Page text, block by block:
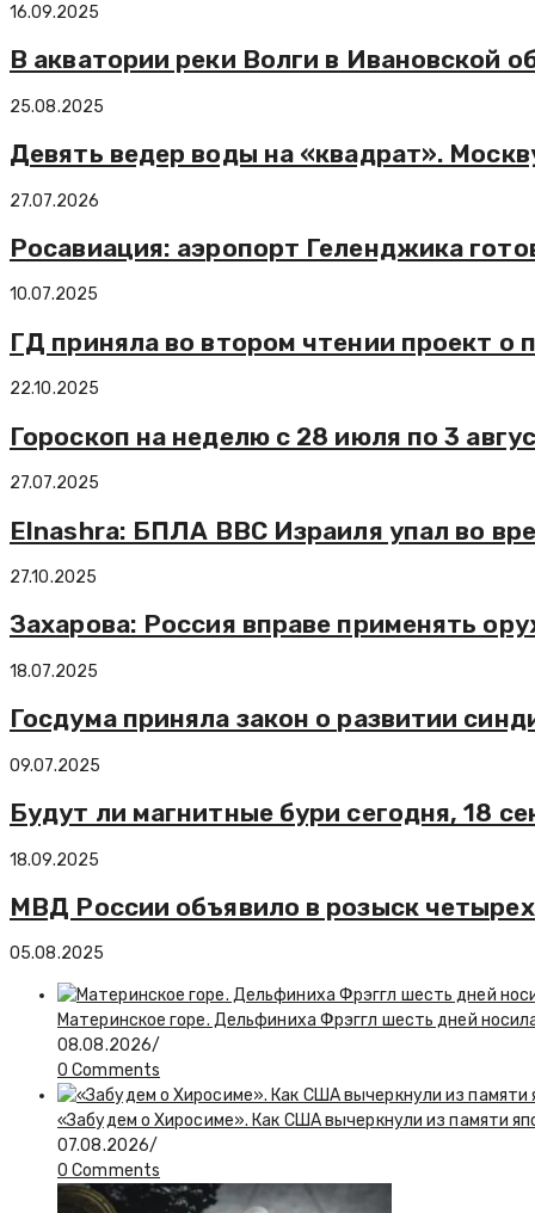
16.09.2025
В акватории реки Волги в Ивановской
25.08.2025
Девять ведер воды на «квадрат».
27.07.2026
Росавиация: аэропорт Геленджика
10.07.2025
ГД приняла во втором чтении проект о
22.10.2025
Гороскоп на неделю с 28 июля по 3
27.07.2025
Elnashra: БПЛА ВВС Израиля упал во
27.10.2025
Захарова: Россия вправе применять
18.07.2025
Госдума приняла закон о развитии
09.07.2025
Будут ли магнитные бури сегодня, 18
18.09.2025
МВД России объявило в розыск
05.08.2025
Материнское горе. Дельфиниха Фрэггл шесть дней
08.08.2026/
0 Comments
«Забудем о Хиросиме». Как США вычеркнули из памяти
07.08.2026/
0 Comments